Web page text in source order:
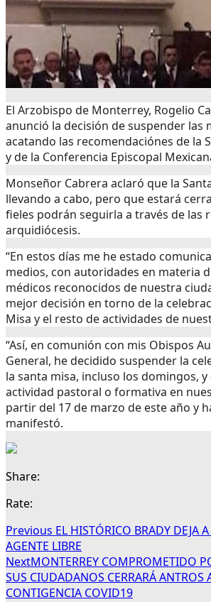
El Arzobispo de Monterrey, Rogelio
anunció la decisión de suspender las
acatando las recomendaciónes de la
y de la Conferencia Episcopal
Monseñor Cabrera aclaró que la
llevando a cabo, pero que estará
fieles podrán seguirla a través de las
arquidiócesis.
“En estos días me he estado
medios, con autoridades en materia
médicos reconocidos de nuestra
mejor decisión en torno de la
Misa y el resto de actividades de
“Así, en comunión con mis Obispos
General, he decidido suspender la
la santa misa, incluso los domingos,
actividad pastoral o formativa en
partir del 17 de marzo de este año y
manifestó.
Share:
Rate:
Previous EL HISTÓRICO BRADY DEJA
AGENTE LIBRE
NextMONTERREY COMPROMETIDO
SUS CIUDADANOS CERRARÁ ANTROS
CONTIGENCIA COVID19